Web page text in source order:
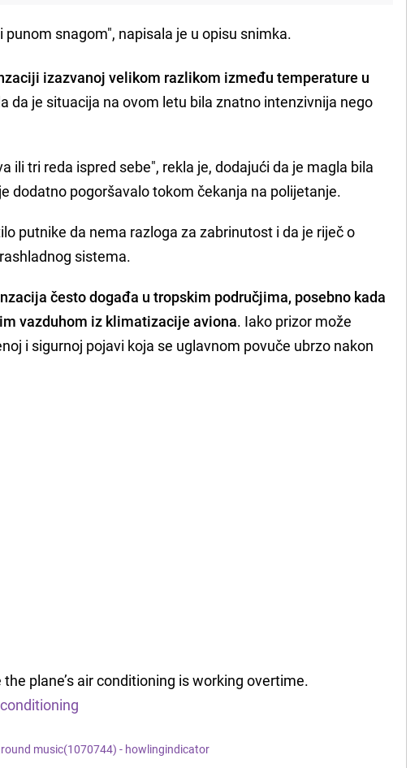
snagom", napisala je u opisu snimka.
izazvanoj velikom razlikom između temperature u
da je situacija na ovom letu bila znatno intenzivnija nego
ili tri reda ispred sebe", rekla je, dodajući da je magla bila
dodatno pogoršavalo tokom čekanja na polijetanje.
putnike da nema razloga za zabrinutost i da je riječ o
sistema.
često događa u tropskim područjima, posebno kada
vazduhom iz klimatizacije aviona. Iako prizor može
i sigurnoj pojavi koja se uglavnom povuče ubrzo nakon
plane’s air conditioning is working overtime.
music(1070744) - howlingindicator